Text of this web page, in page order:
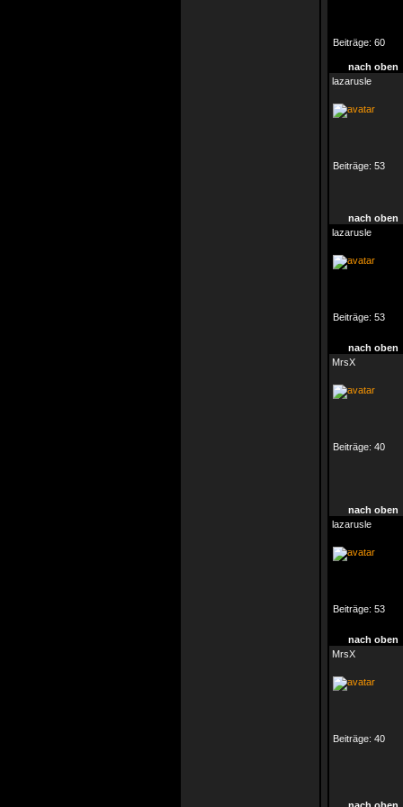
Beiträge: 60
nach oben
lazarusle
Beiträge: 53
nach oben
lazarusle
Beiträge: 53
nach oben
MrsX
Beiträge: 40
nach oben
lazarusle
Beiträge: 53
nach oben
MrsX
Beiträge: 40